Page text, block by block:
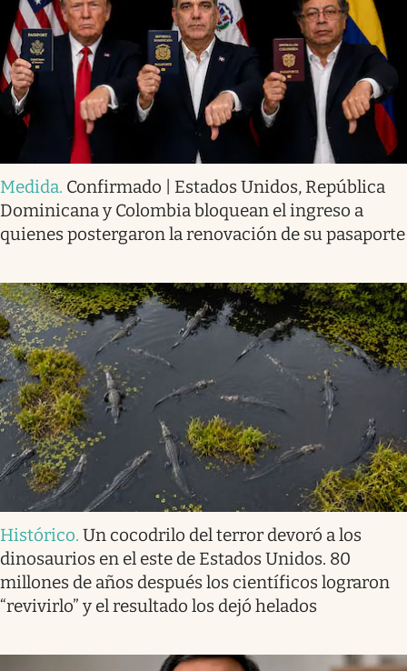
Medida. Confirmado | Estados Unidos, República
Dominicana y Colombia bloquean el ingreso a
quienes postergaron la renovación de su pasaporte
Histórico. Un cocodrilo del terror devoró a los
dinosaurios en el este de Estados Unidos. 80
millones de años después los científicos lograron
“revivirlo” y el resultado los dejó helados